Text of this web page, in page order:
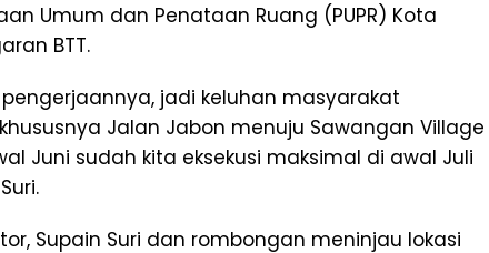
Umum dan Penataan Ruang (PUPR) Kota
BTT.
jadi keluhan masyarakat
Jalan Jabon menuju Sawangan Village
Juni sudah kita eksekusi maksimal di awal Juli
Supain Suri dan rombongan meninjau lokasi